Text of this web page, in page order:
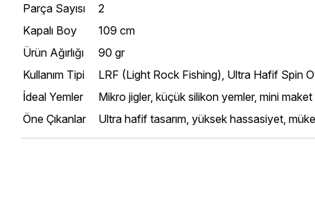
Parça Sayısı
2
Kapalı Boy
109 cm
Ürün Ağırlığı
90 gr
Kullanım Tipi
LRF (Light Rock Fishing), Ultra Hafif Spin
İdeal Yemler
Mikro jigler, küçük silikon yemler, mini maket
Öne Çıkanlar
Ultra hafif tasarım, yüksek hassasiyet,